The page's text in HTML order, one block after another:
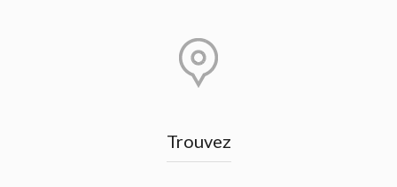
Trouvez